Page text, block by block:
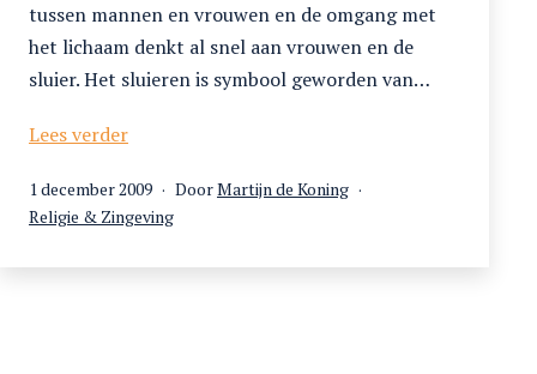
tussen mannen en vrouwen en de omgang met
het lichaam denkt al snel aan vrouwen en de
sluier. Het sluieren is symbool geworden van…
Lees verder‘Hoe
wil
je
Gepubliceerd
op
1 december 2009 DoorMartijn de Koning
Gecategoriseerd
Religie & Zingeving